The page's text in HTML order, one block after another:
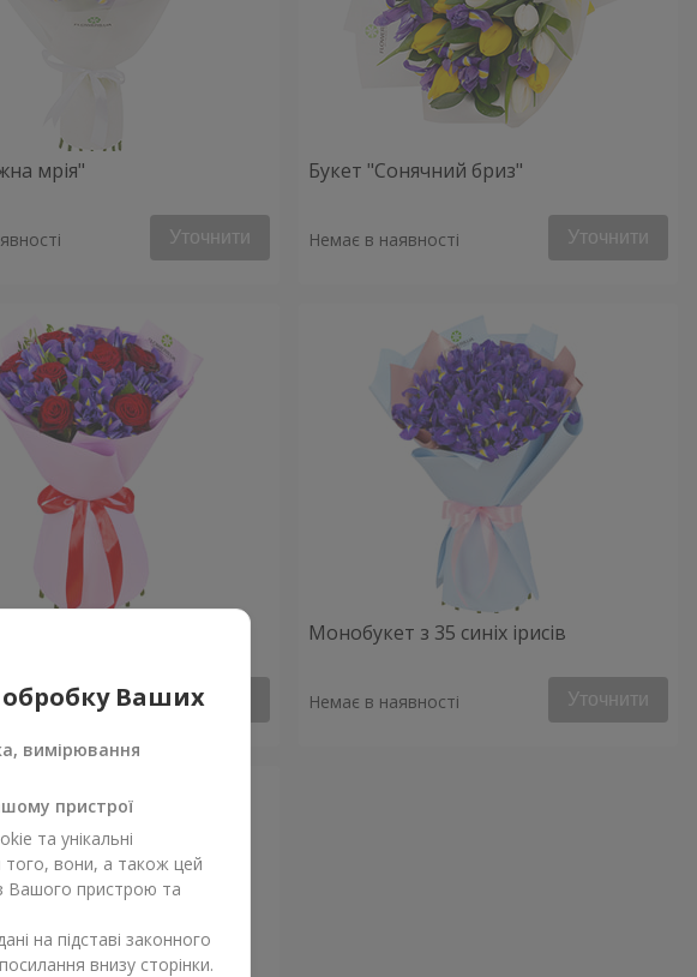
мрія"
Уточнити
Букет "Сонячний бриз"
Немає в наявності Уточнити
Уточнити
Монобукет з 35 синіх ірисів
Немає в наявності Уточнити
обробку Ваших
вимірювання
пристрої
та унікальні
того, вони, а також цей
Вашого пристрою та
на підставі законного
внизу сторінки.